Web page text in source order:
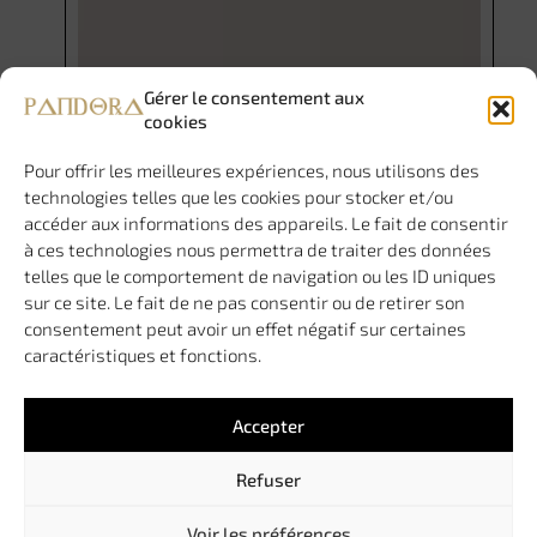
Gérer le consentement aux
cookies
Pour offrir les meilleures expériences, nous utilisons des
technologies telles que les cookies pour stocker et/ou
accéder aux informations des appareils. Le fait de consentir
à ces technologies nous permettra de traiter des données
telles que le comportement de navigation ou les ID uniques
sur ce site. Le fait de ne pas consentir ou de retirer son
consentement peut avoir un effet négatif sur certaines
caractéristiques et fonctions.
Accepter
Refuser